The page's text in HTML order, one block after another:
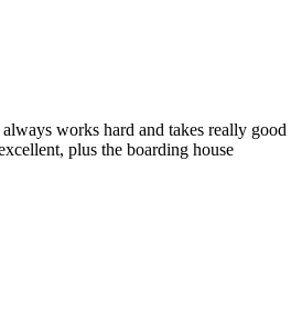
works hard and takes really good
plus the boarding house